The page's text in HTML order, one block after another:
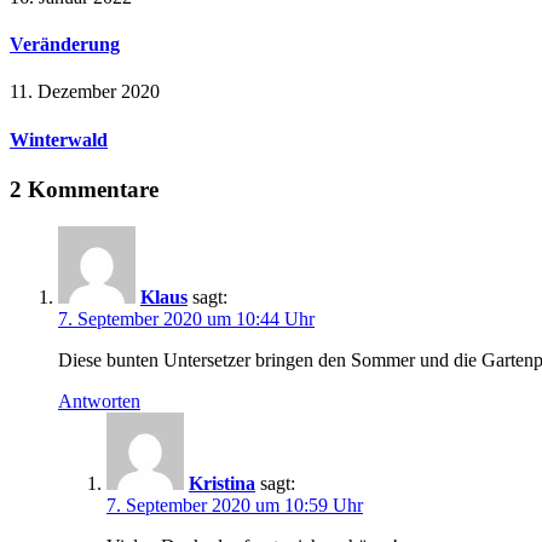
Veränderung
11. Dezember 2020
Winterwald
2 Kommentare
Klaus sagt:
7. September 2020 um 10:44 Uhr
Diese bunten Untersetzer bringen den Sommer und die
Antworten
Kristina sagt:
7. September 2020 um 10:59 Uhr